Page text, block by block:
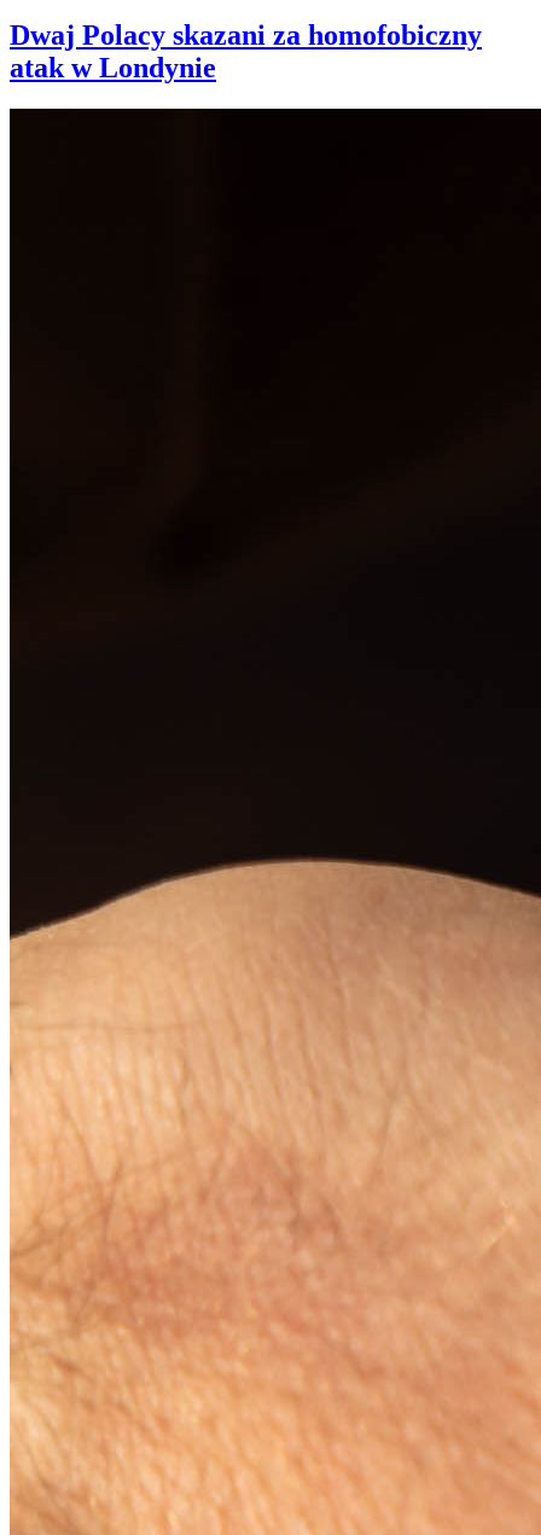
Dwaj Polacy skazani za homofobiczny
atak w Londynie